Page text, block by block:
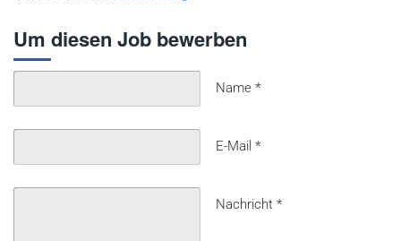
Um diesen Job bewerben
Name *
E-Mail *
Nachricht *